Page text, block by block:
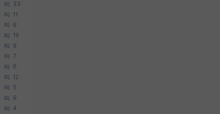
33
11
6
19
9
7
6
12
5
9
4